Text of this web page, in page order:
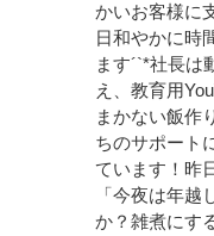
かいお客様に
日和やかに時
ます´`*⁡社長は
え、教育用
まかない飯作
ちのサポート
ています！⁡昨
「今夜は年越
か？雑煮にす